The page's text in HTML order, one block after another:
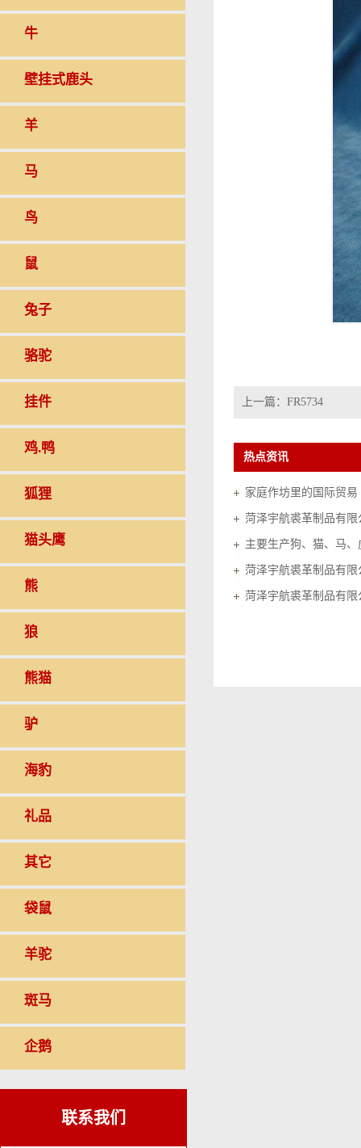
牛
壁挂式鹿头
羊
马
鸟
鼠
兔子
骆驼
挂件
鸡.鸭
狐狸
猫头鹰
熊
狼
熊猫
驴
海豹
礼品
其它
袋鼠
羊驼
斑马
企鹅
联系我们
上一篇： FR5734
热点资讯
家庭作坊里的国际贸易
菏泽宇航裘革制品有
菏泽宇航裘革制品有限
菏泽宇航裘革制品有限